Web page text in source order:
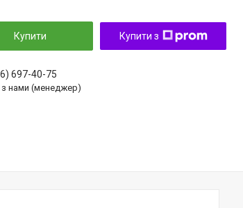
Купити Купити з
697-40-75
з нами (менеджер)